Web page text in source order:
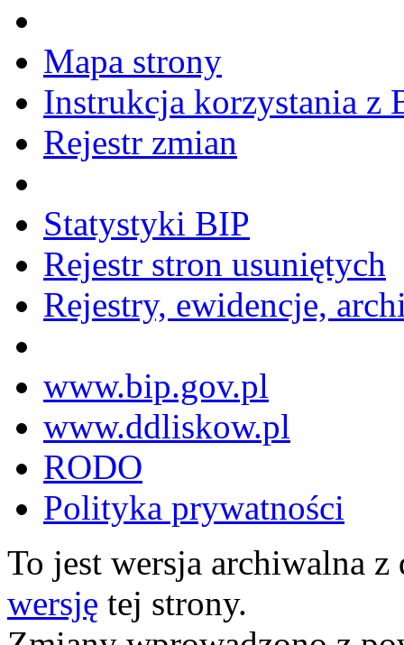
Mapa strony
Instrukcja korzystania z
Rejestr zmian
Statystyki BIP
Rejestr stron usuniętych
Rejestry, ewidencje,
www.bip.gov.pl
www.ddliskow.pl
RODO
Polityka prywatności
To jest wersja archiwalna
wersję tej strony.